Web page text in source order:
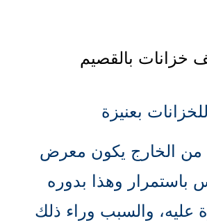
بعنيزة
من الخارج يكون معرض
باستمرار وهذا بدوره
والسبب وراء ذلك